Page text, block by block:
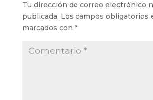
Tu dirección de correo electrónico
publicada. Los campos obligatorios
marcados con *